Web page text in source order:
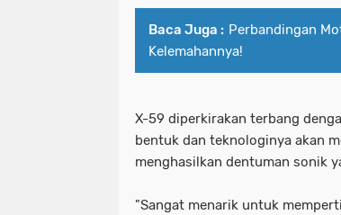
Baca Juga : Perbandingan
Kelemahannya!
X-59 diperkirakan terbang
bentuk dan teknologinya akan
menghasilkan dentuman sonik
"Sangat menarik untuk